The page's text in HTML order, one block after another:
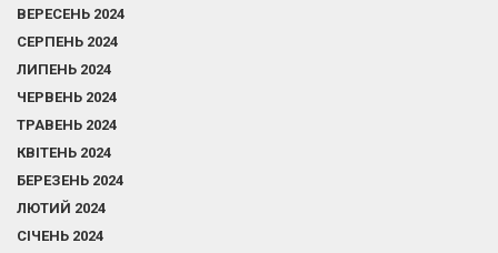
ВЕРЕСЕНЬ 2024
СЕРПЕНЬ 2024
ЛИПЕНЬ 2024
ЧЕРВЕНЬ 2024
ТРАВЕНЬ 2024
КВІТЕНЬ 2024
БЕРЕЗЕНЬ 2024
ЛЮТИЙ 2024
СІЧЕНЬ 2024